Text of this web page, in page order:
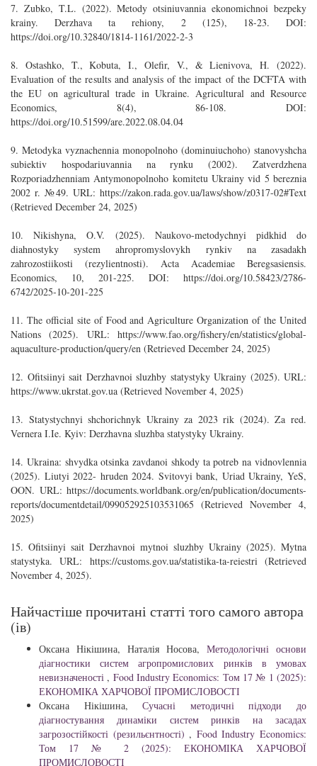
7. Zubko, T.L. (2022). Metody otsiniuvannia ekonomichnoi bezpeky
krainy. Derzhava ta rehiony, 2 (125), 18-23. DOI:
https://doi.org/10.32840/1814-1161/2022-2-3
8. Ostashko, T., Kobuta, I., Olefir, V., & Lienivova, H. (2022).
Evaluation of the results and analysis of the impact of the DCFTA with
the EU on agricultural trade in Ukraine. Agricultural and Resource
Economics, 8(4), 86-108. DOI:
https://doi.org/10.51599/are.2022.08.04.04
9. Metodyka vyznachennia monopolnoho (dominuiuchoho) stanovyshcha
subiektiv hospodariuvannia na rynku (2002). Zatverdzhena
Rozporiadzhenniam Antymonopolnoho komitetu Ukrainy vid 5 bereznia
2002 r. №49. URL: https://zakon.rada.gov.ua/laws/show/z0317-02#Text
(Retrieved December 24, 2025)
10. Nikishyna, O.V. (2025). Naukovo-metodychnyi pidkhid do
diahnostyky system ahropromyslovykh rynkiv na zasadakh
zahrozostiikosti (rezylientnosti). Acta Academiae Beregsasiensis.
Economics, 10, 201-225. DOI: https://doi.org/10.58423/2786-
6742/2025-10-201-225
11. The official site of Food and Agriculture Organization of the United
Nations (2025). URL: https://www.fao.org/fishery/en/statistics/global-
aquaculture-production/query/en (Retrieved December 24, 2025)
12. Ofitsiinyi sait Derzhavnoi sluzhby statystyky Ukrainy (2025). URL:
https://www.ukrstat.gov.ua (Retrieved November 4, 2025)
13. Statystychnyi shchorichnyk Ukrainy za 2023 rik (2024). Za red.
Vernera I.Ie. Kyiv: Derzhavna sluzhba statystyky Ukrainy.
14. Ukraina: shvydka otsinka zavdanoi shkody ta potreb na vidnovlennia
(2025). Liutyi 2022- hruden 2024. Svitovyi bank, Uriad Ukrainy, YeS,
OON. URL: https://documents.worldbank.org/en/publication/documents-
reports/documentdetail/099052925103531065 (Retrieved November 4,
2025)
15. Ofitsiinyi sait Derzhavnoi mytnoi sluzhby Ukrainy (2025). Mytna
statystyka. URL: https://customs.gov.ua/statistika-ta-reiestri (Retrieved
November 4, 2025).
Найчастіше прочитані статті того самого автора
(ів)
Оксана Нікішина, Наталія Носова, Методологічні основи
діагностики систем агропромислових ринків в умовах
невизначеності , Food Industry Economics: Том 17 № 1 (2025):
ЕКОНОМІКА ХАРЧОВОЇ ПРОМИСЛОВОСТІ
Оксана Нікішина,Сучасні методичні підходи до
діагностування динаміки систем ринків на засадах
загрозостійкості (резильєнтності) , Food Industry Economics:
Том 17 № 2 (2025): ЕКОНОМІКА ХАРЧОВОЇ
ПРОМИСЛОВОСТІ